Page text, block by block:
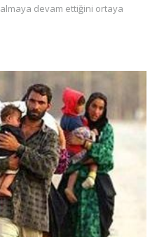
devam ettiğini ortaya